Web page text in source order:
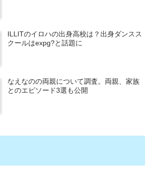
ILLITのイロハの出身高校は？出身ダンスス
クールはexpg?と話題に
なえなのの両親について調査。両親、家族
とのエピソード3選も公開